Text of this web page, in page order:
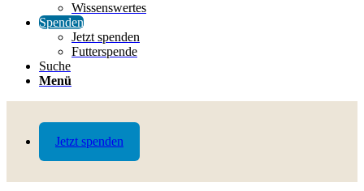
Jetzt spenden
Wissenswertes
Spenden
Jetzt spenden
Futterspende
Suche
Menü